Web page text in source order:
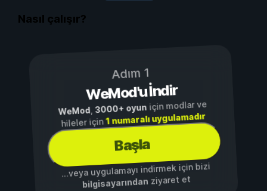
Nasıl çalışır?
Adım 1
WeMod'u İndir
WeMod,3000+ oyuniçin modlar ve
hileler için1 numaralı uygulamadır
Başla
...veya uygulamayı indirmek için bizi
bilgisayarından ziyaret et